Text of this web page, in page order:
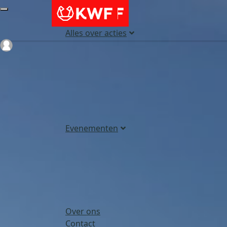
Alles over acties
Evenementen
Over ons
Contact